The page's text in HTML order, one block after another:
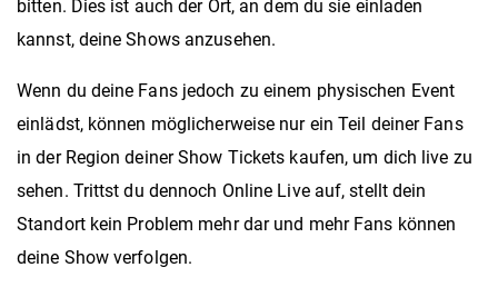
bitten. Dies ist auch der Ort, an dem du sie einladen
kannst, deine Shows anzusehen.
Wenn du deine Fans jedoch zu einem physischen Event
einlädst, können möglicherweise nur ein Teil deiner Fans
in der Region deiner Show Tickets kaufen, um dich live zu
sehen. Trittst du dennoch Online Live auf, stellt dein
Standort kein Problem mehr dar und mehr Fans können
deine Show verfolgen.